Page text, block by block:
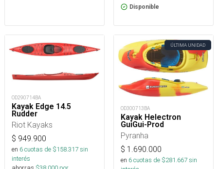
Disponible
OD290714BA
Kayak Edge 14.5
Rudder
Riot Kayaks
$ 949.900
en 6cuotas de $158.317sin
interés
ÚLTIMA UNIDAD
OD300713BA
Kayak Helectron
GuiGui-Prod
Pyranha
$ 1.690.000
en 6cuotas de $281.667sin